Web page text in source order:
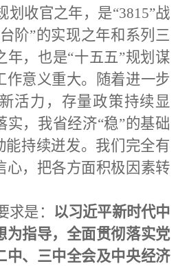
划收官之年，是“3815”战
阶”的实现之年和系列三
年，也是“十五五”规划谋
作意义重大。随着进一步
活力，存量政策持续显
实，我省经济“稳”的基础
能持续迸发。我们完全有
心，把各方面积极因素转
求是： 以习近平新时代中
为指导，全面贯彻落实党
中、三中全会及中央经济